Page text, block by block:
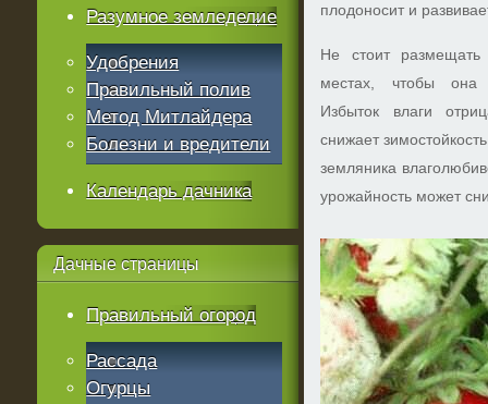
плодоносит и
Не стоит размещать
местах, чтобы она
Избыток влаги
снижает
земляника
урожайность может
Разумное земледелие
Удобрения
Правильный полив
Метод Митлайдера
Болезни и вредители
Календарь дачника
Дачные страницы
Правильный огород
Рассада
Огурцы